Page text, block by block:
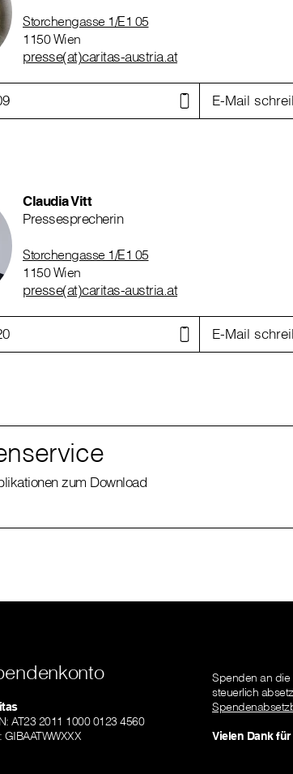
Storchengasse 1/E1 05
1150 Wien
presse(at)caritas-austria.at
E-Mail
Claudia Vitt
Pressesprecherin
Storchengasse 1/E1 05
1150 Wien
presse(at)caritas-austria.at
E-Mail
zum Download
AT23 2011 1000 0123 4560
GIBAATWWXXX
Spenden an die
steuerlich
Vielen Dank